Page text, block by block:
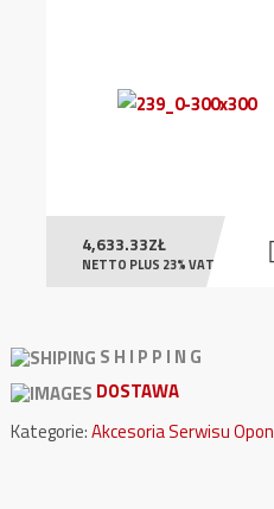
4,633.33ZŁ
NETTO PLUS 23% VAT
S H I P P I N G
DOSTAWA
Kategorie:Akcesoria Serwisu Opon